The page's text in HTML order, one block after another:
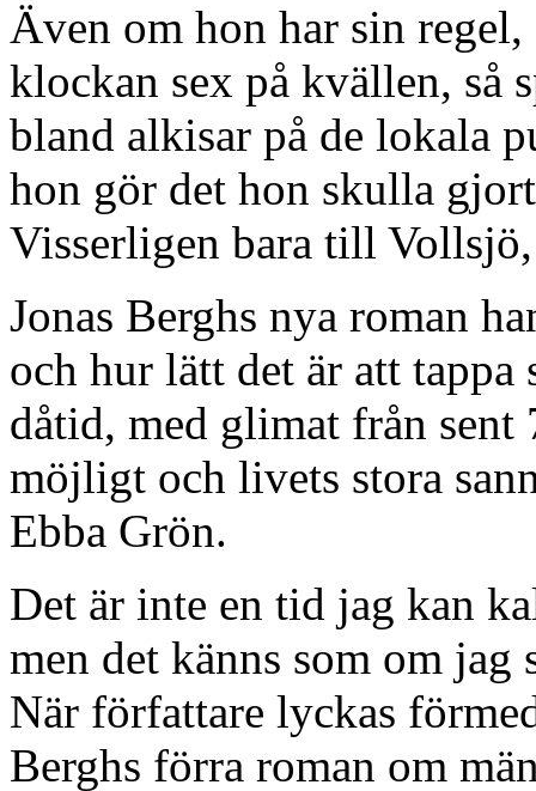
Även om hon har sin
klockan sex på kvällen, så
bland alkisar på de lokala
hon gör det hon skulla
Visserligen bara till
Jonas Berghs nya roman
och hur lätt det är att
dåtid, med glimat från
möjligt och livets stora
Ebba Grön.
Det är inte en tid jag kan
men det känns som om
När författare lyckas
Berghs förra roman om